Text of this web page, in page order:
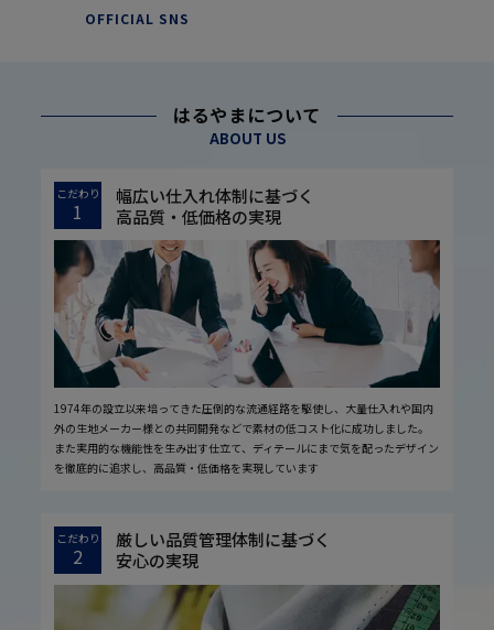
OFFICIAL SNS
はるやまについて
ABOUT US
こだわり
1
幅広い仕入れ体制に基づく
高品質・低価格の実現
1974年の設立以来培ってきた圧倒的な流通経路を駆使し、大量仕入れや国内
外の生地メーカー様との共同開発などで素材の低コスト化に成功しました。
また実用的な機能性を生み出す仕立て、ディテールにまで気を配ったデザイン
を徹底的に追求し、高品質・低価格を実現しています
こだわり
2
厳しい品質管理体制に基づく
安心の実現